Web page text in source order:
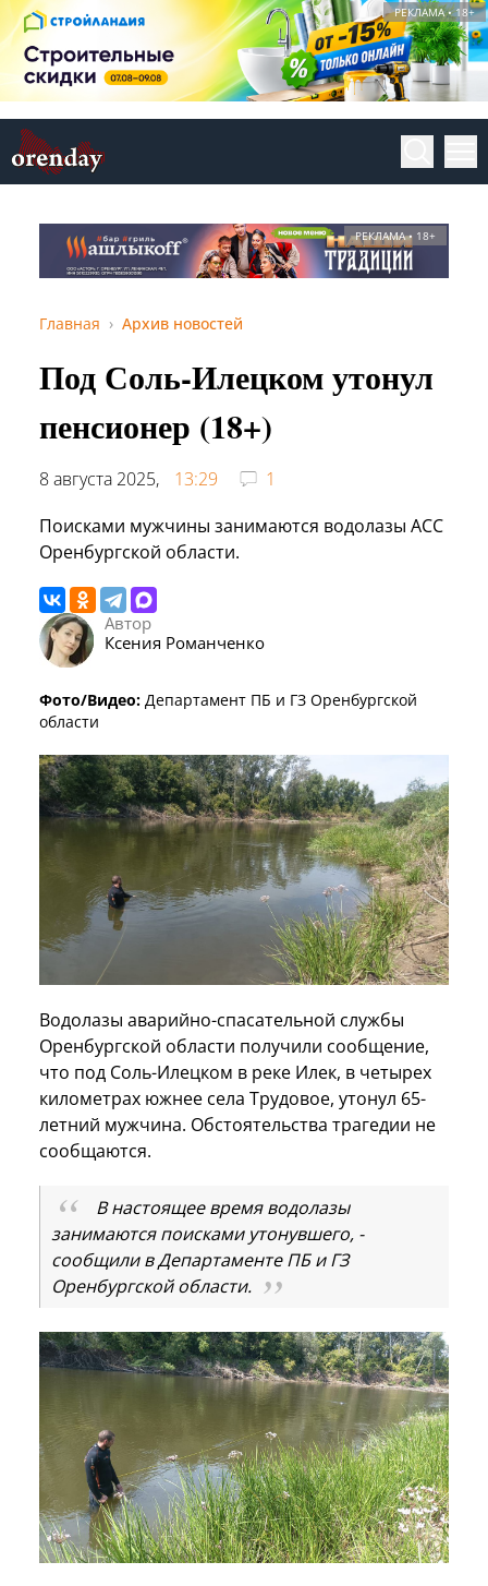
РЕКЛАМА • 18+
РЕКЛАМА • 18+
Главная Архив новостей
Под Соль-Илецком утонул
пенсионер (18+)
8 августа 2025, 13:29
1
Поисками мужчины занимаются водолазы АСС
Оренбургской области.
Автор
Ксения Романченко
Фото/Видео: Департамент ПБ и ГЗ Оренбургской
области
Водолазы аварийно-спасательной службы
Оренбургской области получили сообщение,
что под Соль-Илецком в реке Илек, в четырех
километрах южнее села Трудовое, утонул 65-
летний мужчина. Обстоятельства трагедии не
сообщаются.
В настоящее время водолазы
занимаются поисками утонувшего, -
сообщили в Департаменте ПБ и ГЗ
Оренбургской области.